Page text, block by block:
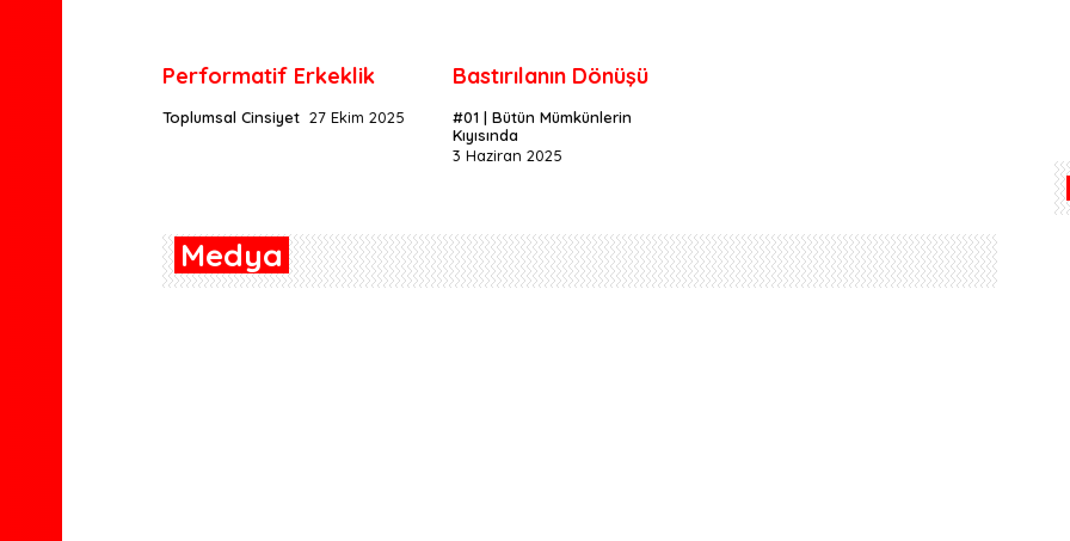
Performatif Erkeklik
Toplumsal Cinsiyet 27 Ekim 2025
Bastırılanın Dönüşü
#01 | Bütün Mümkünlerin
Kıyısında
3 Haziran 2025
Medya